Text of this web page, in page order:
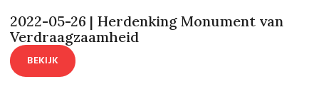
2022-05-26 | Herdenking Monument van
Verdraagzaamheid
BEKIJK